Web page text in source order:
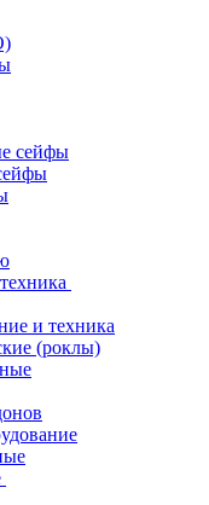
сейфы
и техника
(роклы)